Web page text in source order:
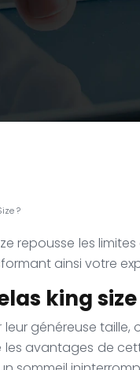
?
repousse les
ainsi votre
king
leur généreuse
les avantages de